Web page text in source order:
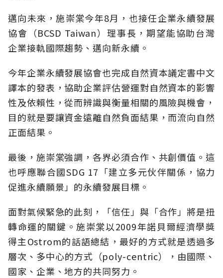
邁向未來，施崇棠今年8月，也接任企業永續發展
協會（BCSD Taiwan）理事長，期望能協助台灣
企業接軌國際趨勢、邁向新永續。
今年企業永續發展協會也完成自然資本議定書中文
譯本的發表，協助企業評估營運對自然資本的影響
性及依賴性，從而辨識與衡量相關的風險與機會，
目的就是要讓資金遠離自然負面結果，而流向自然
正面結果。
最後，施崇棠強調，各界必須合作、共創價值。這
也呼應聯合國SDG 17「建立多元伙伴關係，協力
促進永續願景」的永續發展目標。
面對氣候緊急的此刻，「信任」與「合作」將是扭
轉命運的關鍵。施崇棠以2009年諾貝爾經濟學獎
得主Ostrom的話語總結，最好的方式就是透過多
層次、多中心的方式（poly-centric），由國際、
國家、企業、地方的共同努力。